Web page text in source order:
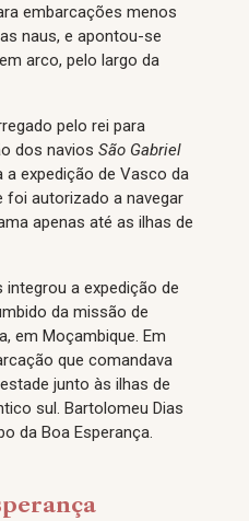
embarcações menos
naus, e apontou-se
arco, pelo largo da
pelo rei para
dos navios São Gabriel
a expedição de Vasco da
foi autorizado a navegar
apenas até as ilhas de
integrou a expedição de
da missão de
em Moçambique. Em
que comandava
junto às ilhas de
sul. Bartolomeu Dias
da Boa Esperança.